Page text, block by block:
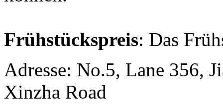
Frühstückspreis: Das
Adresse: No.5, Lane 356,
Xinzha Road